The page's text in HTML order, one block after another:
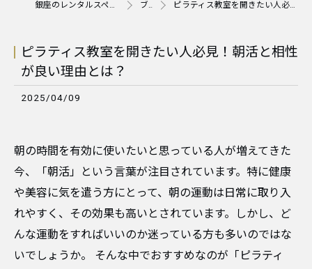
銀座のレンタルスペースならAnother ONE＋ ブログ ピラティス教室を開きたい人必見！朝活と相性が良い理由とは？
ピラティス教室を開きたい人必見！朝活と相性
が良い理由とは？
2025/04/09
朝の時間を有効に使いたいと思っている人が増えてきた
今、「朝活」という言葉が注目されています。特に健康
や美容に気を遣う方にとって、朝の運動は日常に取り入
れやすく、その効果も高いとされています。しかし、ど
んな運動をすればいいのか迷っている方も多いのではな
いでしょうか。 そんな中でおすすめなのが「ピラティ